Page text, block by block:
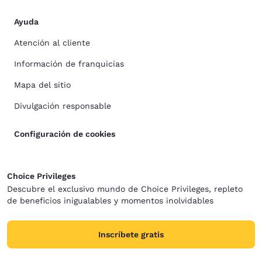
Ayuda
Atención al cliente
Información de franquicias
Mapa del sitio
Divulgación responsable
Configuración de cookies
Choice Privileges
Descubre el exclusivo mundo de Choice Privileges, repleto
de beneficios inigualables y momentos inolvidables
Inscríbete gratis